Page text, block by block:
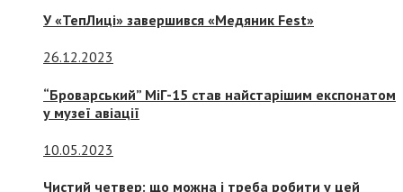
У «ТепЛиці» завершився «Медяник Fest»
26.12.2023
“Броварський” МіГ-15 став найстарішим експонатом
у музеї авіації
10.05.2023
Чистий четвер: що можна і треба робити у цей